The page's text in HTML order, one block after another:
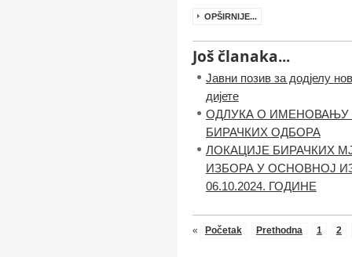
OPŠIRNIJE...
Još članaka...
Јавни позив за додјелу
дијете
ОДЛУКА О ИМЕНОВАЊУ
БИРАЧКИХ ОДБОРА
ЛОКАЦИЈЕ БИРАЧКИХ
ИЗБОРА У ОСНОВНОЈ
06.10.2024. ГОДИНЕ
« Početak Prethodna 1 2